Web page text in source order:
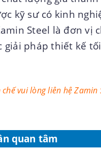
kỹ sư có kinh
Steel là đơn vị
giải pháp thiết kế
vui lòng liên hệ
quan tâm